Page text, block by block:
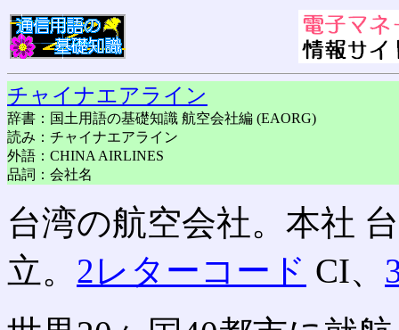
チャイナエアライン
辞書：国土用語の基礎知識 航空会社編 (EAORG)
読み：チャイナエアライン
外語：CHINA AIRLINES
品詞：会社名
台湾の航空会社。本社
立。 2レターコード CI、